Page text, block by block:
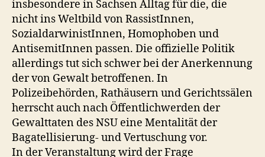
insbesondere in Sachsen Alltag für die, die
nicht ins Weltbild von RassistInnen,
SozialdarwinistInnen, Homophoben und
AntisemitInnen passen. Die offizielle Politik
allerdings tut sich schwer bei der Anerkennung
der von Gewalt betroffenen. In
Polizeibehörden, Rathäusern und Gerichtssälen
herrscht auch nach Öffentlichwerden der
Gewalttaten des NSU eine Mentalität der
Bagatellisierung- und Vertuschung vor.
In der Veranstaltung wird der Frage